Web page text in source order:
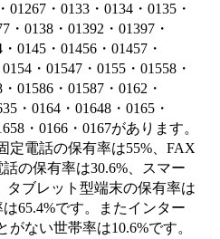
01267・0133・0134・0135・
・0138・01392・01397・
0145・01456・01457・
・01547・0155・01558・
01586・01587・0162・
・0164・01648・0165・
・0166・0167があります。
定電話の保有率は55%、FAX
の保有率は30.6%、スマー
タブレット型端末の保有率は
65.4%です。またインター
ない世帯率は10.6%です。